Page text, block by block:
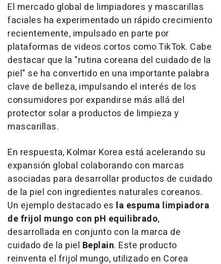
El mercado global de limpiadores y mascarillas
faciales ha experimentado un rápido crecimiento
recientemente, impulsado en parte por
plataformas de videos cortos como TikTok. Cabe
destacar que la "rutina coreana del cuidado de la
piel" se ha convertido en una importante palabra
clave de belleza, impulsando el interés de los
consumidores por expandirse más allá del
protector solar a productos de limpieza y
mascarillas.
En respuesta, Kolmar Korea está acelerando su
expansión global colaborando con marcas
asociadas para desarrollar productos de cuidado
de la piel con ingredientes naturales coreanos.
Un ejemplo destacado es la espuma limpiadora
de frijol mungo con pH equilibrado,
desarrollada en conjunto con la marca de
cuidado de la piel Beplain. Este producto
reinventa el frijol mungo, utilizado en Corea